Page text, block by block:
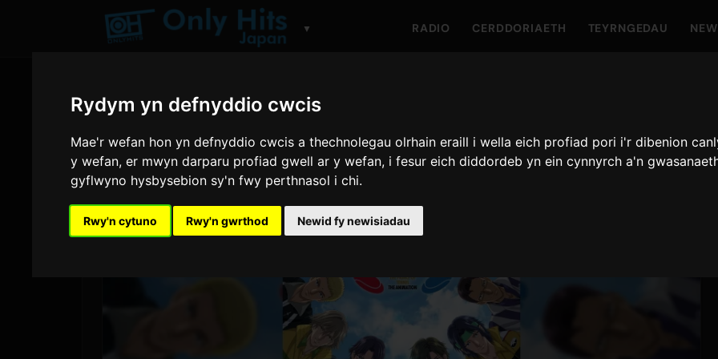
Rydym yn defnyddio cwcis
Mae'r wefan hon yn defnyddio cwcis a thechnolegau olrhain eraill i wella eich profiad pori i'r dibenion
y wefan,er mwyn darparu profiad gwell ar y wefan, i fesur eich diddordeb yn ein cynnyrch a'n
gyflwyno hysbysebion sy'n fwy perthnasol i chi.
Rwy'n cytuno Rwy'n gwrthod Newid fy newisiadau
▼ RADIO CERDDORIAETH TEYRNGEDAU